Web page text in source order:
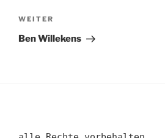
Nächster
Beitrag
WEITER
Ben Willekens